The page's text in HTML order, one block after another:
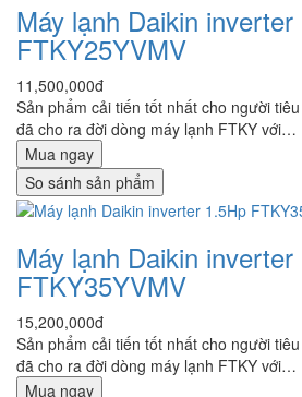
Máy lạnh Daikin
FTKY25YVMV
11,500,000đ
Sản phẩm cải tiến tốt nhất cho người
đã cho ra đời dòng máy lạnh FTKY với…
Mua ngay
So sánh sản phẩm
Máy lạnh Daikin
FTKY35YVMV
15,200,000đ
Sản phẩm cải tiến tốt nhất cho người
đã cho ra đời dòng máy lạnh FTKY với…
Mua ngay